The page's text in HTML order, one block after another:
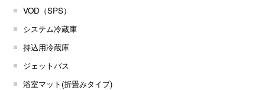
VOD（SPS）
システム冷蔵庫
持込用冷蔵庫
ジェットバス
浴室マット(折畳みタイプ)